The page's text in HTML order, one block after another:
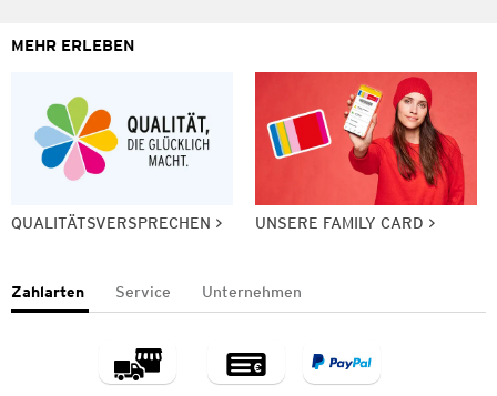
MEHR ERLEBEN
QUALITÄTSVERSPRECHEN UNSERE FAMILY CARD
Zahlarten Service Unternehmen